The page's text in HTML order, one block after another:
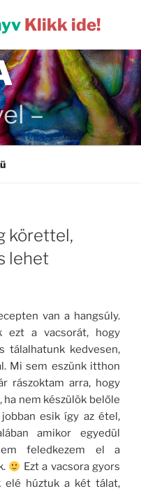
Klikk ide!
–
körettel,
lehet
van a hangsúly.
ezt a vacsorát, hogy
tálalhatunk kedvesen,
Mi sem eszünk itthon
rászoktam arra, hogy
ha nem készülök belőle
esik így az étel,
amikor egyedül
feledkezem el a
Ezt a vacsora gyors
elé húztuk a két tálat,